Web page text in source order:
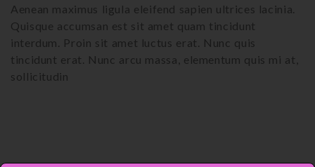
Aenean maximus ligula eleifend sapien ultrices lacinia.
Quisque accumsan est sit amet quam tincidunt
interdum. Proin sit amet luctus erat. Nunc quis
tincidunt erat. Nunc arcu massa, elementum quis mi at,
sollicitudin